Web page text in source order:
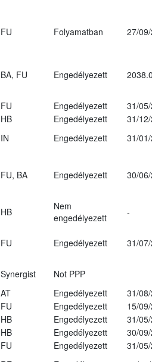
FU Folyamatban 27/
BA, FU Engedélyezett
FU Engedélyezett
31/
HB Engedélyezett
31/
IN Engedélyezett
31/
FU, BA Engedélyezett 30/
HB
Nem
engedélyezett
-
FU Engedélyezett 31/
Synergist
Not PPP
AT Engedélyezett
31/
FU Engedélyezett
15/
HB Engedélyezett
31/
HB Engedélyezett
30/
FU Engedélyezett
31/